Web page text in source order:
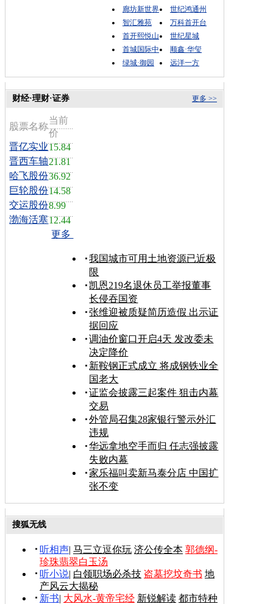
廊坊新世界
世纪鸿通州
智汇雅苑
万科首开台
首开熙悦山
世纪星城
首城国际中
顺鑫·华玺
绿城·御园
远洋一方
更多 >>
财经·理财·证券
股票名称
当前
价
晋亿实业15.84
晋西车轴21.81
哈飞股份36.92
巨轮股份14.58
交运股份8.99
渤海活塞12.44
更多
我国城市可用土地资源已近极
限
凯恩219名退休员工举报董事
长侵吞国资
张维迎被质疑简历造假 出示证
据回应
调油价窗口开启4天 发改委未
决定降价
新鞍钢正式成立 将成钢铁业全
国老大
证监会披露三起案件 狙击内幕
交易
外管局召集28家银行警示外汇
违规
华远拿地空手而归 任志强披露
失败内幕
家乐福叫卖新马泰分店 中国扩
张不变
搜狐无线
听相声| 马三立逗你玩 济公传全本 郭德纲-
珍珠翡翠白玉汤
听小说| 白领职场必杀技 盗墓挖坟奇书 地
产风云大揭秘
新书| 大风水-黄帝宅经 新锐解读 都市特种